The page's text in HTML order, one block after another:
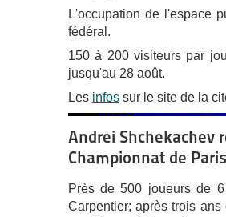
L'occupation de l'espace
fédéral.
150 à 200 visiteurs par
jusqu'au 28 août.
Les infossur le site de la
Andrei Shchekachev
Championnat de
Près de 500 joueurs de
Carpentier; après trois